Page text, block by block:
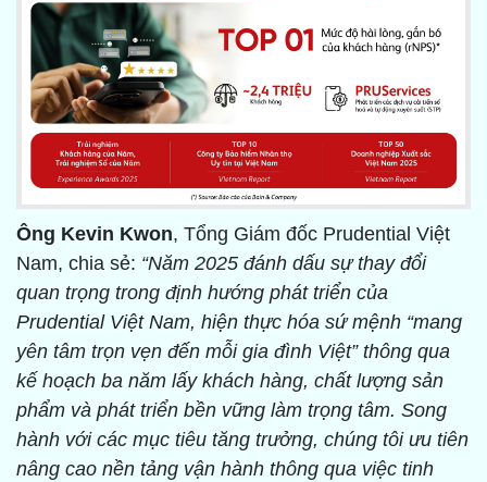
Ông Kevin Kwon, Tổng Giám đốc Prudential Việt
Nam, chia sẻ: “Năm 2025 đánh dấu sự thay đổi
quan trọng trong định hướng phát triển của
Prudential Việt Nam, hiện thực hóa sứ mệnh “mang
yên tâm trọn vẹn đến mỗi gia đình Việt” thông qua
kế hoạch ba năm lấy khách hàng, chất lượng sản
phẩm và phát triển bền vững làm trọng tâm. Song
hành với các mục tiêu tăng trưởng, chúng tôi ưu tiên
nâng cao nền tảng vận hành thông qua việc tinh